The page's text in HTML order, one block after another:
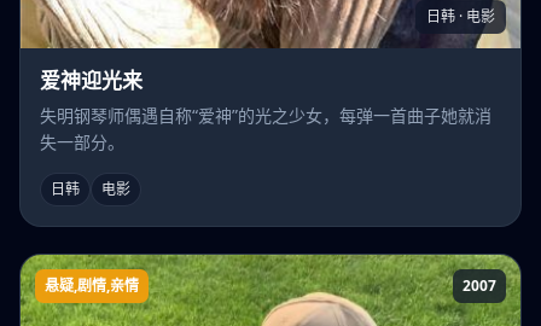
日韩 · 电影
爱神迎光来
失明钢琴师偶遇自称“爱神”的光之少女，每弹一首曲子她就消
失一部分。
日韩 电影
阁楼的拉杰
悬疑,剧情,亲情 2007